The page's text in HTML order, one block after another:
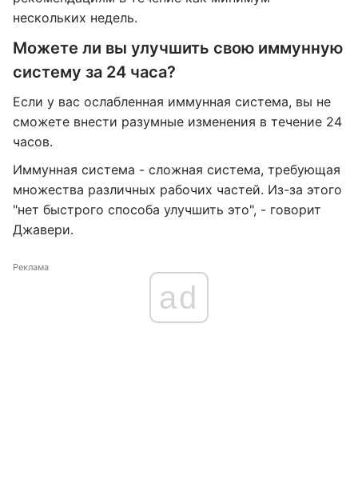
нескольких недель.
Можете ли вы улучшить свою иммунную
систему за 24 часа?
Если у вас ослабленная иммунная система, вы не
сможете внести разумные изменения в течение 24
часов.
Иммунная система - сложная система, требующая
множества различных рабочих частей. Из-за этого
"нет быстрого способа улучшить это", - говорит
Джавери.
Реклама
ad